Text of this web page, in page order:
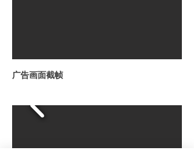
广告画面截帧